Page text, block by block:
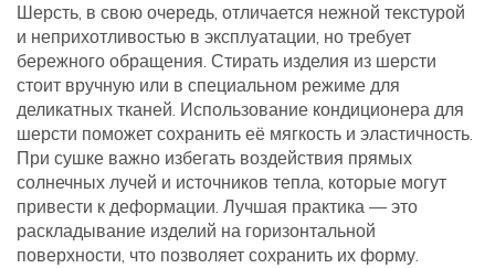
Шерсть, в свою очередь, отличается нежной текстурой
и неприхотливостью в эксплуатации, но требует
бережного обращения. Стирать изделия из шерсти
стоит вручную или в специальном режиме для
деликатных тканей. Использование кондиционера для
шерсти поможет сохранить её мягкость и эластичность.
При сушке важно избегать воздействия прямых
солнечных лучей и источников тепла, которые могут
привести к деформации. Лучшая практика — это
раскладывание изделий на горизонтальной
поверхности, что позволяет сохранить их форму.